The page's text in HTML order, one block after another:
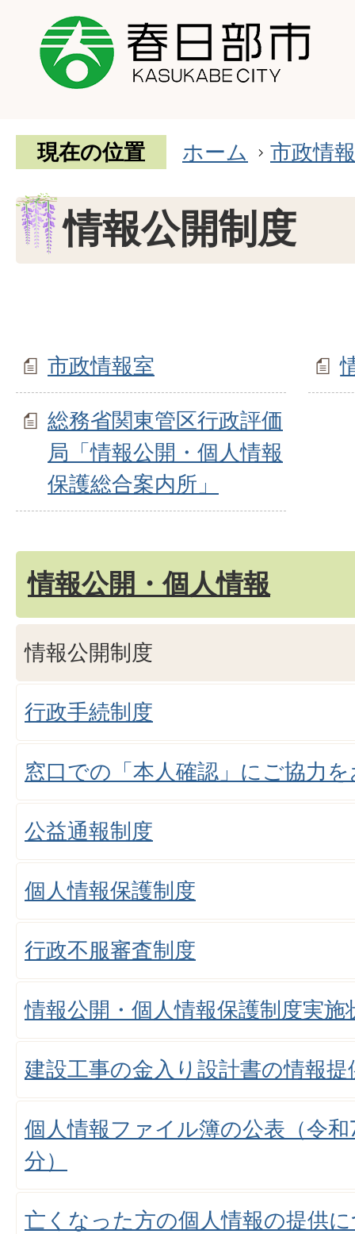
現在の位置 ホーム 市政情報
情報公開制度
市政情報室
総務省関東管区行政評価
局「情報公開・個人情報
保護総合案内所」
情報公開・個人情報
情報公開制度
行政手続制度
窓口での「本人確認」にご協力
公益通報制度
個人情報保護制度
行政不服審査制度
情報公開・個人情報保護制度実施
建設工事の金入り設計書の情報提
個人情報ファイル簿の公表（令
分）
亡くなった方の個人情報の提供